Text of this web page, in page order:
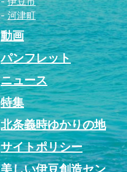
河津町
動画
パンフレット
ニュース
特集
北条義時ゆかりの地
サイトポリシー
美しい伊豆創造セン